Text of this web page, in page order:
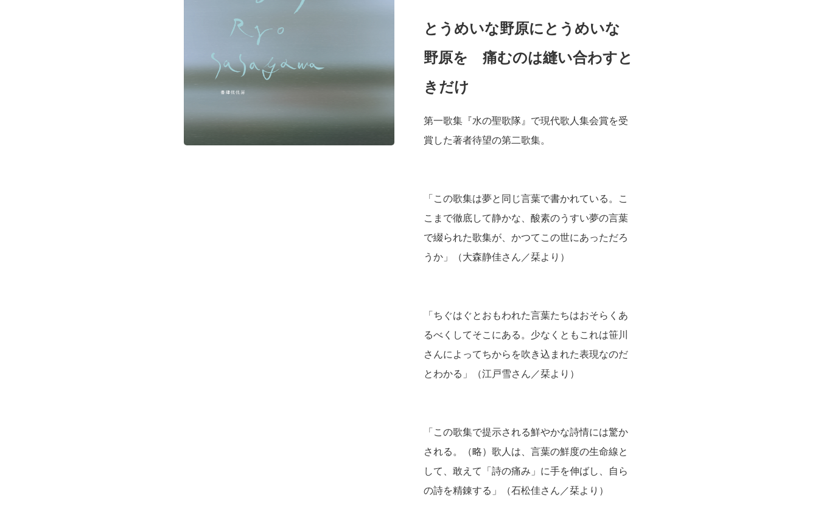
とうめいな野原にとうめいな
野原を 痛むのは縫い合わすと
きだけ
第一歌集『水の聖歌隊』で現代歌人集会賞を受
賞した著者待望の第二歌集。
「この歌集は夢と同じ言葉で書かれている。こ
こまで徹底して静かな、酸素のうすい夢の言葉
で綴られた歌集が、かつてこの世にあっただろ
うか」（大森静佳さん／栞より）
「ちぐはぐとおもわれた言葉たちはおそらくあ
るべくしてそこにある。少なくともこれは笹川
さんによってちからを吹き込まれた表現なのだ
とわかる」（江戸雪さん／栞より）
「この歌集で提示される鮮やかな詩情には驚か
される。（略）歌人は、言葉の鮮度の生命線と
して、敢えて「詩の痛み」に手を伸ばし、自ら
の詩を精錬する」（石松佳さん／栞より）